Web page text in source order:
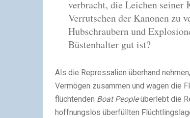
verbracht, die Leichen seiner
Verrutschen der Kanonen zu
Hubschraubern und
Büstenhalter gut ist?
Als die Repressalien überhand
Vermögen zusammen und wagen die
flüchtenden Boat Peopleüberlebt die
hoffnungslos überfüllten